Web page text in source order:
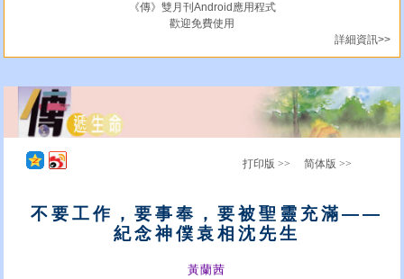
《傳》雙月刊Android應用程式
歡迎免費使用
詳細資訊>>
打印版 >> 简体版 >>
不要工作，要事奉，要被聖靈充滿——
紀念神僕袁相沈先生
黃蘭茜